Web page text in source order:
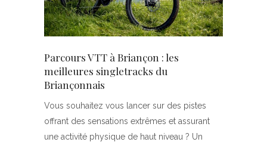
Parcours VTT à Briançon : les
meilleures singletracks du
Briançonnais
Vous souhaitez vous lancer sur des pistes
offrant des sensations extrêmes et assurant
une activité physique de haut niveau ? Un